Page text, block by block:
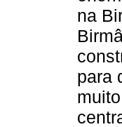
na
para